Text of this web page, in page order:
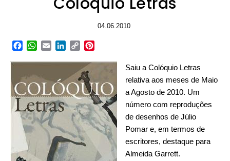
04.06.2010
Facebook
WhatsApp
EmailLinkedIn
Copy
Saiu a Colóquio Letras
relativa aos meses de Maio
a Agosto de 2010. Um
número com reproduções
de desenhos de Júlio
Pomar e, em termos de
escritores, destaque para
Almeida Garrett.